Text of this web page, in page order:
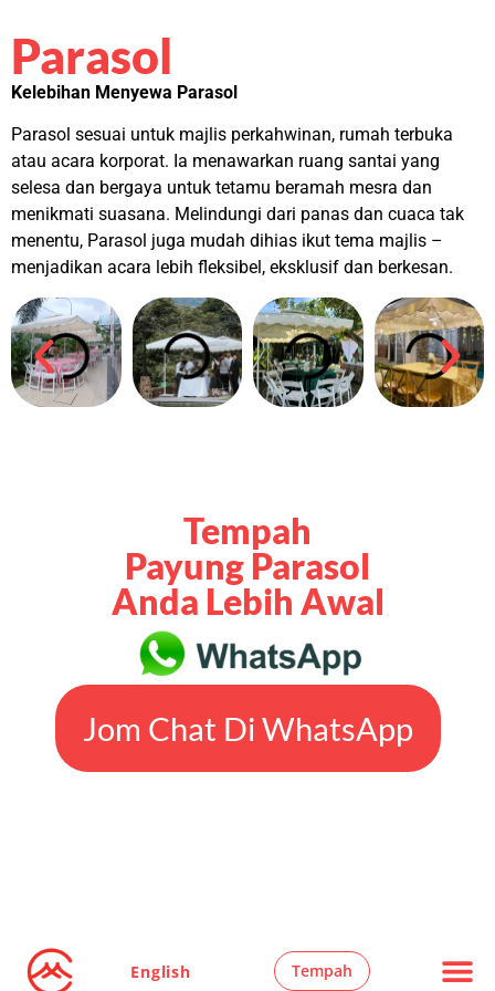
Parasol
Kelebihan Menyewa Parasol
Parasol sesuai untuk majlis perkahwinan, rumah terbuka
atau acara korporat. Ia menawarkan ruang santai yang
selesa dan bergaya untuk tetamu beramah mesra dan
menikmati suasana. Melindungi dari panas dan cuaca tak
menentu, Parasol juga mudah dihias ikut tema majlis –
menjadikan acara lebih fleksibel, eksklusif dan berkesan.
Tempah
Payung Parasol
Anda Lebih Awal
Jom Chat Di WhatsApp
English Tempah